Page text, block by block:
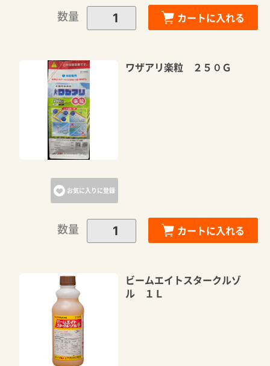
数量 カートに入れる
お気に入りに登録
ワザアリ楽粒 ２５０Ｇ
数量 カートに入れる
ビームエイトスタークルゾ
ル １Ｌ